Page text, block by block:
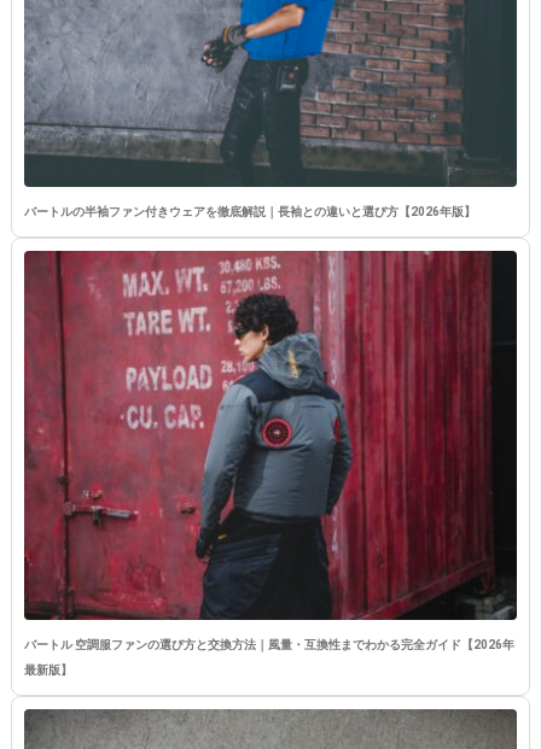
バートルの半袖ファン付きウェアを徹底解説｜長袖との違いと選び方【2026年版】
バートル 空調服ファンの選び方と交換方法｜風量・互換性までわかる完全ガイド【2026年
最新版】